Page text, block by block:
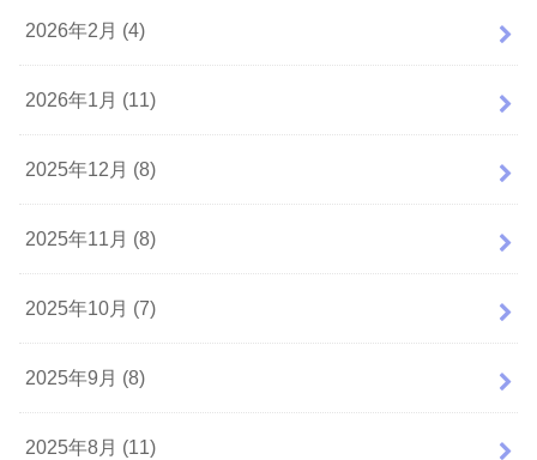
2026年2月 (4)
2026年1月 (11)
2025年12月 (8)
2025年11月 (8)
2025年10月 (7)
2025年9月 (8)
2025年8月 (11)